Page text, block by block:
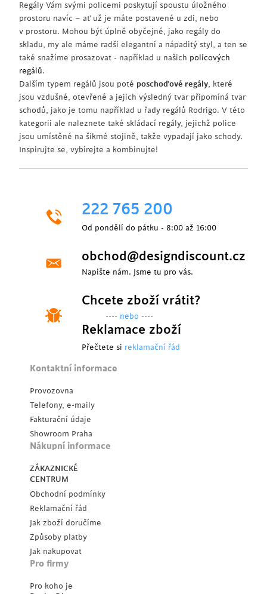
Regály Vám svými policemi poskytují spoustu úložného
prostoru navíc – ať už je máte postavené u zdi, nebo
v prostoru. Mohou být úplně obyčejné, jako regály do
skladu, my ale máme radši elegantní a nápaditý styl, a ten se
také snažíme prosazovat - například u našich policových
regálů.
Dalším typem regálů jsou poté poschoďové regály, které
jsou vzdušné, otevřené a jejich výsledný tvar připomíná tvar
schodů, jako je tomu například u řady regálů Rodrigo. V této
kategorii ale naleznete také skládací regály, jejichž police
jsou umístěné na šikmé stojině, takže vypadají jako schody.
Inspirujte se, vybírejte a kombinujte!
222 765 200
Od pondělí do pátku - 8:00 až 16:00
obchod@designdiscount.cz
Napište nám. Jsme tu pro vás.
Chcete zboží vrátit?
---- nebo ----
Reklamace zboží
Přečtete si reklamační řád
Kontaktní informace
Provozovna
Telefony, e-maily
Fakturační údaje
Showroom Praha
Nákupní informace
ZÁKAZNICKÉ
CENTRUM
Obchodní podmínky
Reklamační řád
Jak zboží doručíme
Způsoby platby
Jak nakupovat
Pro firmy
Pro koho je